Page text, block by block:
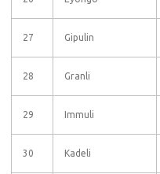
27 Gipulin
28 Granli
29 Immuli
30 Kadeli